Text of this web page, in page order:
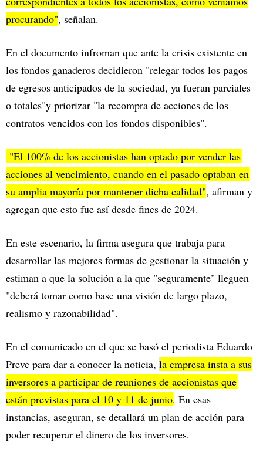
procurando", señalan.
En el documento infroman que ante la crisis existente en
los fondos ganaderos decidieron "relegar todos los pagos
de egresos anticipados de la sociedad, ya fueran parciales
o totales"y priorizar "la recompra de acciones de los
contratos vencidos con los fondos disponibles".
"El 100% de los accionistas han optado por vender las
acciones al vencimiento, cuando en el pasado optaban en
su amplia mayoría por mantener dicha calidad", afirman y
agregan que esto fue así desde fines de 2024.
En este escenario, la firma asegura que trabaja para
desarrollar las mejores formas de gestionar la situación y
estiman a que la solución a la que "seguramente" lleguen
"deberá tomar como base una visión de largo plazo,
realismo y razonabilidad".
En el comunicado en el que se basó el periodista Eduardo
Preve para dar a conocer la noticia, la empresa insta a sus
inversores a participar de reuniones de accionistas que
están previstas para el 10 y 11 de junio. En esas
instancias, aseguran, se detallará un plan de acción para
poder recuperar el dinero de los inversores.